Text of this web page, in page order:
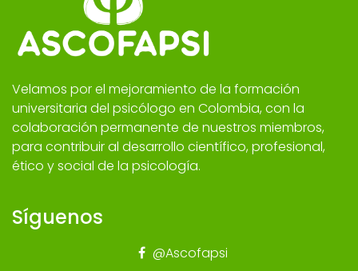
Velamos por el mejoramiento de la formación
universitaria del psicólogo en Colombia, con la
colaboración permanente de nuestros miembros,
para contribuir al desarrollo científico, profesional,
ético y social de la psicología.
Síguenos
@Ascofapsi